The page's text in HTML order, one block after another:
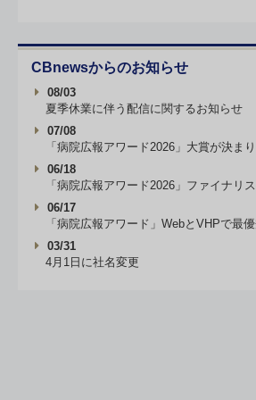
CBnewsからのお知らせ
08/03
夏季休業に伴う配信に関するお知らせ
07/08
「病院広報アワード2026」大賞が決ま
06/18
「病院広報アワード2026」ファイナリ
06/17
「病院広報アワード」WebとVHPで最
03/31
4月1日に社名変更